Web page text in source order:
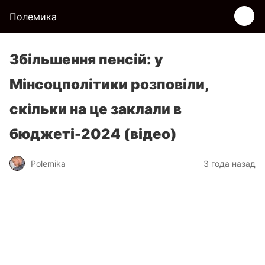
Полемика
Збільшення пенсій: у
Мінсоцполітики розповіли,
скільки на це заклали в
бюджеті-2024 (відео)
Polemika 3 года назад